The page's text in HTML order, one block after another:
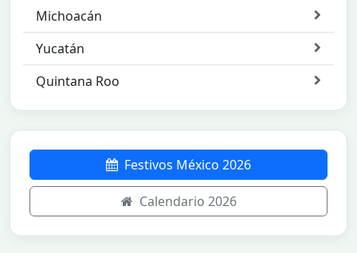
Michoacán
Yucatán
Quintana Roo
Festivos México 2026
Calendario 2026